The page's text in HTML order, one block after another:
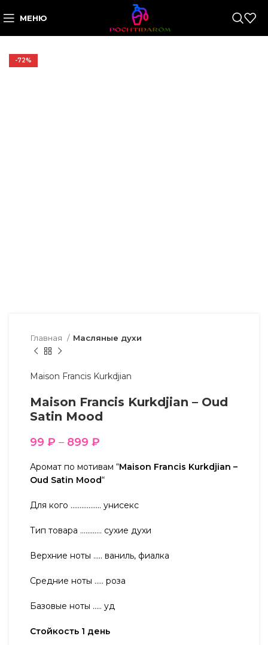
МЕНЮ
-72%
Главная Масляные духи
Maison Francis Kurkdjian
Maison Francis Kurkdjian – Oud
Satin Mood
99 ₽ – 899 ₽
Аромат по мотивам “Maison Francis Kurkdjian –
Oud Satin Mood“
Для кого …………….. унисекс
Тип товара ………… сухие духи
Верхние ноты ….. ваниль, фиалка
Средние ноты ….. роза
Базовые ноты ….. уд
Стойкость 1 день